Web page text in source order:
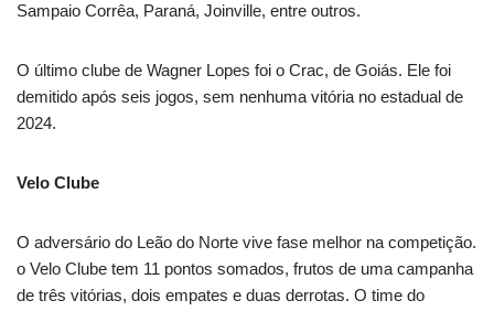
Sampaio Corrêa, Paraná, Joinville, entre outros.
O último clube de Wagner Lopes foi o Crac, de Goiás. Ele foi
demitido após seis jogos, sem nenhuma vitória no estadual de
2024.
Velo Clube
O adversário do Leão do Norte vive fase melhor na competição.
o Velo Clube tem 11 pontos somados, frutos de uma campanha
de três vitórias, dois empates e duas derrotas. O time do